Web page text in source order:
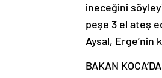
ineceğini
peşe 3 el ateş
Aysal, Erge’nin
BAKAN